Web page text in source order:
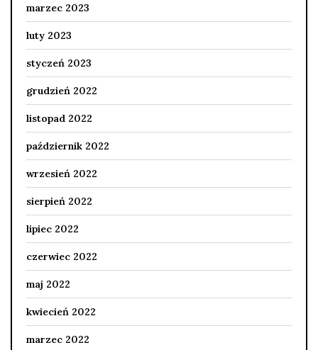
marzec 2023
luty 2023
styczeń 2023
grudzień 2022
listopad 2022
październik 2022
wrzesień 2022
sierpień 2022
lipiec 2022
czerwiec 2022
maj 2022
kwiecień 2022
marzec 2022